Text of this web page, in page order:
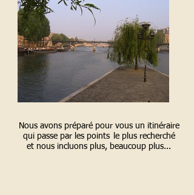
Nous avons préparé pour vous un itinéraire
qui passe par les points
le plus recherché
et nous incluons plus, beaucoup plus...